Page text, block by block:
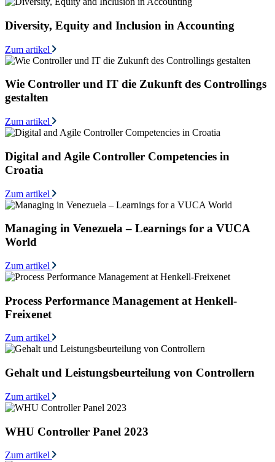
Diversity, Equity and Inclusion in Accounting
Zum artikel
Wie Controller und IT die Zukunft des Controllings
gestalten
Zum artikel
Digital and Agile Controller Competencies in
Croatia
Zum artikel
Managing in Venezuela – Learnings for a VUCA
World
Zum artikel
Process Performance Management at Henkell-
Freixenet
Zum artikel
Gehalt und Leistungsbeurteilung von Controllern
Zum artikel
WHU Controller Panel 2023
Zum artikel